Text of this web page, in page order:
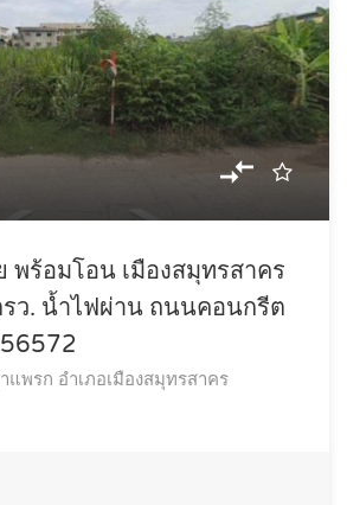
พร้อมโอน เมืองสมุทรสาคร
ว. น้ำไฟผ่าน ถนนคอนกรีต
พรก อำเภอเมืองสมุทรสาคร